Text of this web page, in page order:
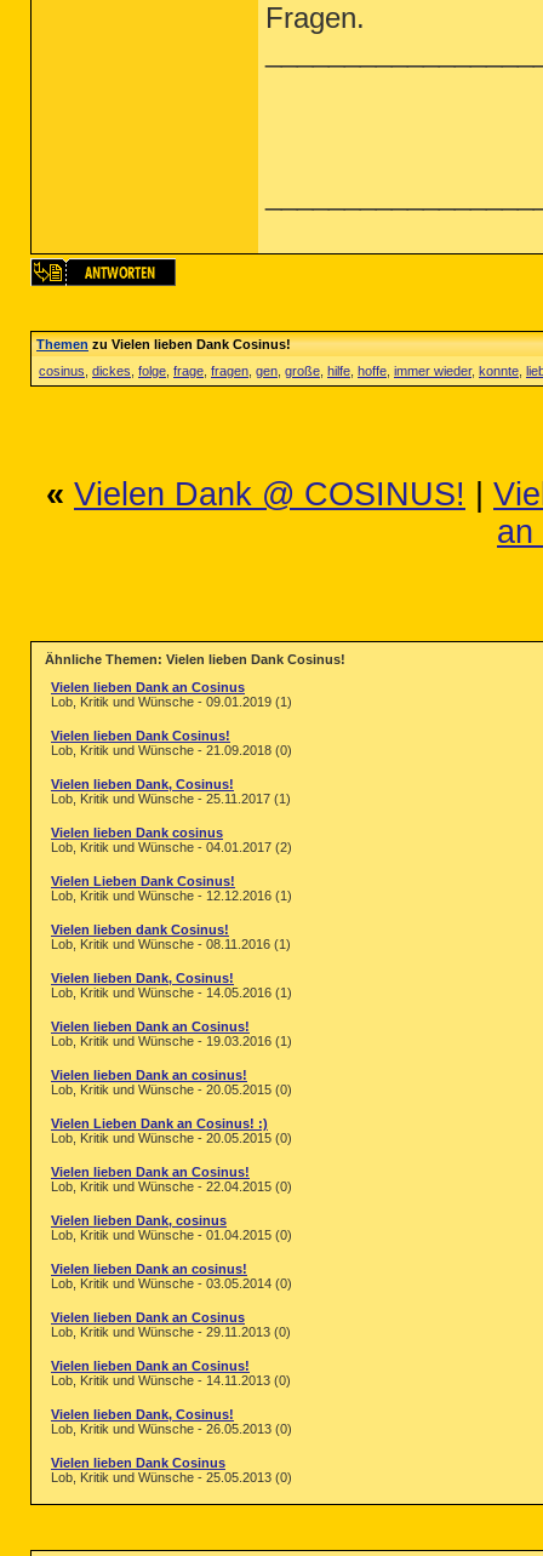
Fragen.
Themenzu Vielen lieben Dank Cosinus!
cosinus dickes folge frage fragen gen große hilfe hoffe immer wieder, konnte
« Vielen Dank @ COSINUS!
an
Ähnliche Themen: Vielen lieben Dank Cosinus!
Vielen lieben Dank an Cosinus
Lob, Kritik und Wünsche - 09.01.2019 (1)
Vielen lieben Dank Cosinus!
Lob, Kritik und Wünsche - 21.09.2018 (0)
Vielen lieben Dank, Cosinus!
Lob, Kritik und Wünsche - 25.11.2017 (1)
Vielen lieben Dank cosinus
Lob, Kritik und Wünsche - 04.01.2017 (2)
Vielen Lieben Dank Cosinus!
Lob, Kritik und Wünsche - 12.12.2016 (1)
Vielen lieben dank Cosinus!
Lob, Kritik und Wünsche - 08.11.2016 (1)
Vielen lieben Dank, Cosinus!
Lob, Kritik und Wünsche - 14.05.2016 (1)
Vielen lieben Dank an Cosinus!
Lob, Kritik und Wünsche - 19.03.2016 (1)
Vielen lieben Dank an cosinus!
Lob, Kritik und Wünsche - 20.05.2015 (0)
Vielen Lieben Dank an Cosinus! :)
Lob, Kritik und Wünsche - 20.05.2015 (0)
Vielen lieben Dank an Cosinus!
Lob, Kritik und Wünsche - 22.04.2015 (0)
Vielen lieben Dank, cosinus
Lob, Kritik und Wünsche - 01.04.2015 (0)
Vielen lieben Dank an cosinus!
Lob, Kritik und Wünsche - 03.05.2014 (0)
Vielen lieben Dank an Cosinus
Lob, Kritik und Wünsche - 29.11.2013 (0)
Vielen lieben Dank an Cosinus!
Lob, Kritik und Wünsche - 14.11.2013 (0)
Vielen lieben Dank, Cosinus!
Lob, Kritik und Wünsche - 26.05.2013 (0)
Vielen lieben Dank Cosinus
Lob, Kritik und Wünsche - 25.05.2013 (0)